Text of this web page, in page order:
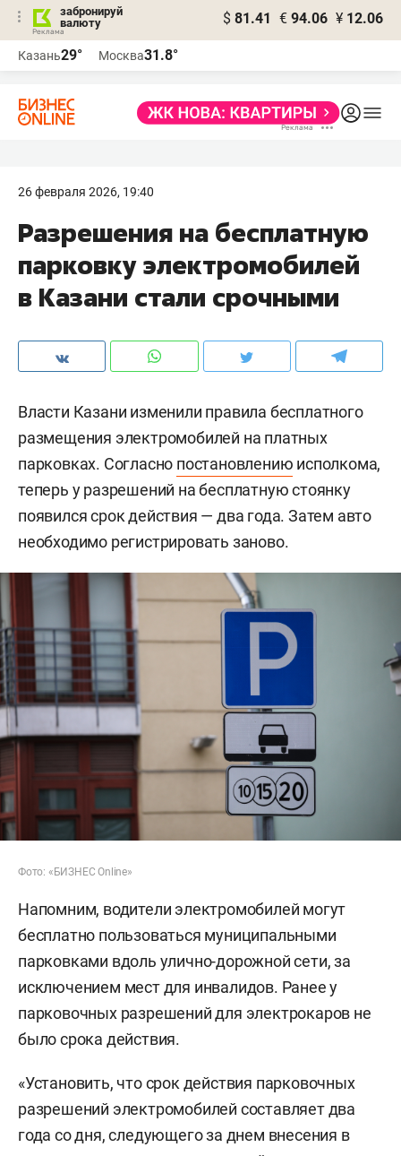
забронируй
валюту
$ 81.41 € 94.06 ¥ 12.06
Казань29° Москва31.8°
26 февраля 2026, 19:40
Разрешения на бесплатную
парковку электромобилей
в Казани стали срочными
Власти Казани изменили правила бесплатного
размещения электромобилей на платных
парковках. Согласно постановлению исполкома,
теперь у разрешений на бесплатную стоянку
появился срок действия — два года. Затем авто
необходимо регистрировать заново.
Фото: «БИЗНЕС Online»
Напомним, водители электромобилей могут
бесплатно пользоваться муниципальными
парковками вдоль улично-дорожной сети, за
исключением мест для инвалидов. Ранее у
парковочных разрешений для электрокаров не
было срока действия.
«Установить, что срок действия парковочных
разрешений электромобилей составляет два
года со дня, следующего за днем внесения в